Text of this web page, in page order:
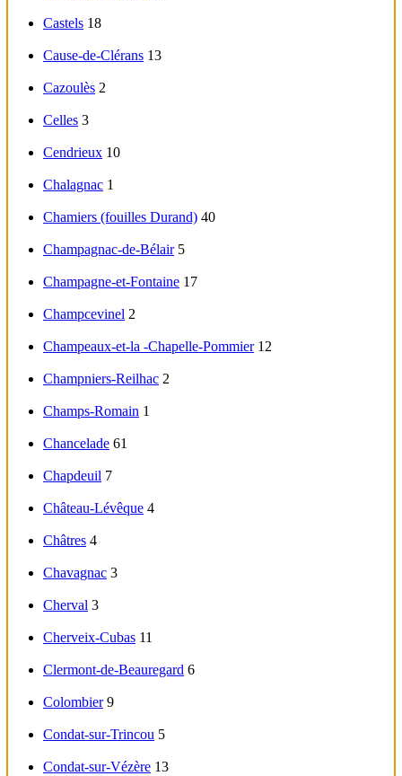
Castels 18
Cause-de-Clérans 13
Cazoulès 2
Celles 3
Cendrieux 10
Chalagnac 1
Chamiers (fouilles Durand) 40
Champagnac-de-Bélair 5
Champagne-et-Fontaine 17
Champcevinel 2
Champeaux-et-la -Chapelle-Pommier 12
Champniers-Reilhac 2
Champs-Romain 1
Chancelade 61
Chapdeuil 7
Château-Lévêque 4
Châtres 4
Chavagnac 3
Cherval 3
Cherveix-Cubas 11
Clermont-de-Beauregard 6
Colombier 9
Condat-sur-Trincou 5
Condat-sur-Vézère 13